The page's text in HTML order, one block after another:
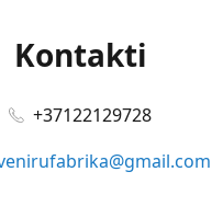
Kontakti
+37122129728